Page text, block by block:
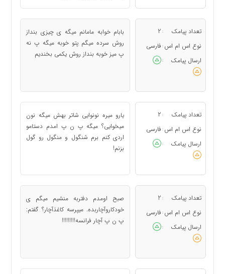
تعداد پیامک :
2
نوع اس ام اس : فارسی
ارسال پیامک
:
بابام خوابه مامانم میگه ی چیزی بنداز
روش سرده میگم پتو خوبه میگه پ نه
پ میز خوبه بنداز روش یکمی بخندیم
تعداد پیامک :
2
نوع اس ام اس : فارسی
ارسال پیامک
:
یارو میره نونوایی شاتر بهش میگه نون
میخوایی؟ میگه پ ن پ امدم دستامو
اردی کنم برم شنگول و منگول رو گول
بزنم!
تعداد پیامک :
2
نوع اس ام اس : فارسی
ارسال پیامک
:
صبح اومدم دفتربه منشیم میگم ی
خودکاروآچاربده. میپرسه کاغذآچار؟ گفتم:
پ ن پ آچار فرانسه!!!!!!!!!